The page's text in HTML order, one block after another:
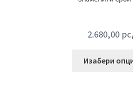
2.680,00
Изабери